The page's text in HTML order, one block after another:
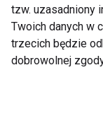
Leczenie
poradnik
tzw. uzasadniony
Twoich danych w
trzecich będzie
dobrowolnej